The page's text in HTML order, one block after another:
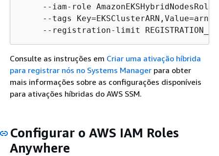
--iam-role AmazonEKSHybridNodesRole
--tags
--registration-limit
Consulte as instruções em Criar uma ativação híbrida
para registrar nós no Systems Manager para obter
mais informações sobre as configurações disponíveis
para ativações híbridas do AWS SSM.
Configurar o AWS IAM Roles
Anywhere